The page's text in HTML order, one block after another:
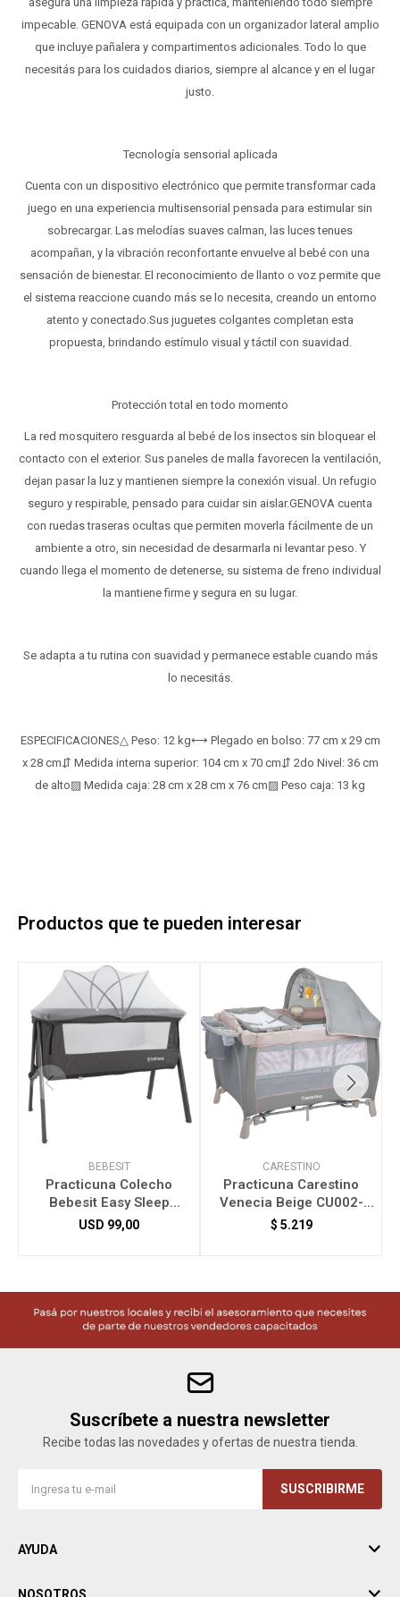
impecable. GENOVA está equipada con un organizador lateral amplio
que incluye pañalera y compartimentos adicionales. Todo lo que
necesitás para los cuidados diarios, siempre al alcance y en el lugar
justo.
Tecnología sensorial aplicada
Cuenta con un dispositivo electrónico que permite transformar cada
juego en una experiencia multisensorial pensada para estimular sin
sobrecargar. Las melodías suaves calman, las luces tenues
acompañan, y la vibración reconfortante envuelve al bebé con una
sensación de bienestar. El reconocimiento de llanto o voz permite que
el sistema reaccione cuando más se lo necesita, creando un entorno
atento y conectado.Sus juguetes colgantes completan esta
propuesta, brindando estímulo visual y táctil con suavidad.
Protección total en todo momento
La red mosquitero resguarda al bebé de los insectos sin bloquear el
contacto con el exterior. Sus paneles de malla favorecen la ventilación,
dejan pasar la luz y mantienen siempre la conexión visual. Un refugio
seguro y respirable, pensado para cuidar sin aislar.GENOVA cuenta
con ruedas traseras ocultas que permiten moverla fácilmente de un
ambiente a otro, sin necesidad de desarmarla ni levantar peso. Y
cuando llega el momento de detenerse, su sistema de freno individual
la mantiene firme y segura en su lugar.
Se adapta a tu rutina con suavidad y permanece estable cuando más
lo necesitás.
ESPECIFICACIONES△ Peso: 12 kg⟷ Plegado en bolso: 77 cm x 29 cm
x 28 cm⇵ Medida interna superior: 104 cm x 70 cm⇵ 2do Nivel: 36 cm
de alto▨ Medida caja: 28 cm x 28 cm x 76 cm▨ Peso caja: 13 kg
Productos que te pueden interesar
BEBESIT
Practicuna Colecho
Bebesit Easy Sleep
C/Mosquitero Gris 6090
USD 99,00
CARESTINO
Practicuna Carestino
Venecia Beige CU002-
VBG
$ 5.219
Suscríbete a nuestra newsletter
Recibe todas las novedades y ofertas de nuestra tienda.
SUSCRIBIRME
AYUDA